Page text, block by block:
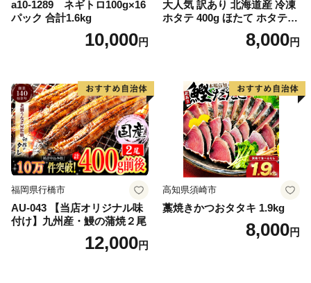
a10-1289 ネギトロ100g×16
パック 合計1.6kg
10,000円
大人気 訳あり 北海道産 冷凍
ホタテ 400g ほたて ホタテ
8,000円
福岡県行橋市
AU-043 【当店オリジナル味
付け】九州産・鰻の蒲焼２尾
12,000円
高知県須崎市
藁焼きかつおタタキ 1.9kg
8,000円